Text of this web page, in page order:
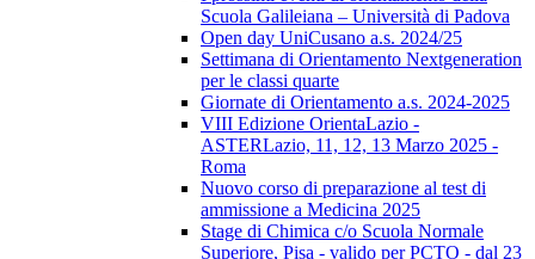
Scuola Galileiana – Università di Padova
Open day UniCusano a.s. 2024/25
Settimana di Orientamento Nextgeneration
per le classi quarte
Giornate di Orientamento a.s. 2024-2025
VIII Edizione OrientaLazio -
ASTERLazio, 11, 12, 13 Marzo 2025 -
Roma
Nuovo corso di preparazione al test di
ammissione a Medicina 2025
Stage di Chimica c/o Scuola Normale
Superiore, Pisa - valido per PCTO - dal 23